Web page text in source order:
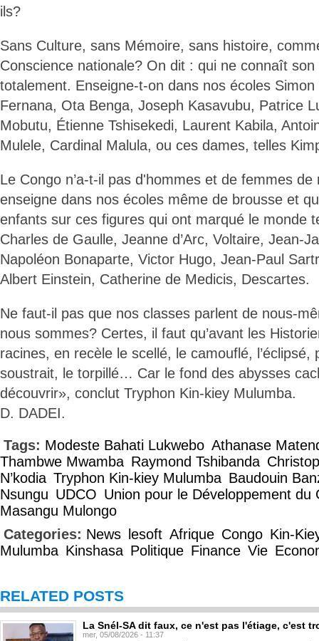
ils?
Sans Culture, sans Mémoire, sans histoire,
Conscience nationale? On dit : qui ne connaît
totalement. Enseigne-t-on dans nos écoles
Fernana, Ota Benga, Joseph Kasavubu, Patrice
Mobutu, Étienne Tshisekedi, Laurent Kabila,
Mulele, Cardinal Malula, ou ces dames, telles
Le Congo n’a-t-il pas d'hommes et de femmes de
enseigne dans nos écoles même de brousse et
enfants sur ces figures qui ont marqué le monde
Charles de Gaulle, Jeanne d’Arc, Voltaire, Jean-
Napoléon Bonaparte, Victor Hugo, Jean-Paul
Albert Einstein, Catherine de Medicis, Descartes.
Ne faut-il pas que nos classes parlent de nous-
nous sommes? Certes, il faut qu’avant les
racines, en recèle le scellé, le camouflé, l’éclipsé,
soustrait, le torpillé… Car le fond des abysses
découvrir», conclut Tryphon Kin-kiey Mulumba.
D. DADEI.
Tags: Modeste Bahati Lukwebo Athanase
Thambwe Mwamba Raymond Tshibanda
N’kodia Tryphon Kin-kiey Mulumba Baudouin
Nsungu UDCO Union pour le Développement du
Masangu Mulongo
Categories: News lesoft Afrique Congo Kin-
Mulumba Kinshasa Politique Finance Vie
RELATED POSTS
La Snél-SA dit faux, ce n'est pas l'étiage, c'est
mer, 05/08/2026 - 11:37